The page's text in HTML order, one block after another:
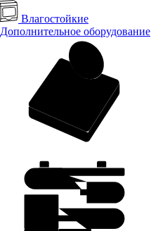
Влагостойкие
Дополнительное оборудование